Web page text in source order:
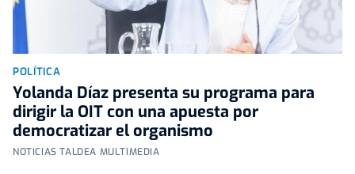
POLÍTICA
Yolanda Díaz presenta su programa para
dirigir la OIT con una apuesta por
democratizar el organismo
NOTICIAS TALDEA MULTIMEDIA